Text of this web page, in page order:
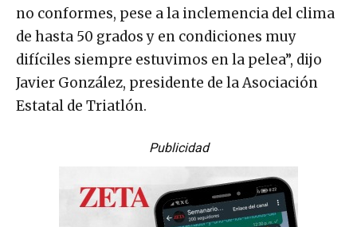
no conformes, pese a la inclemencia del clima
de hasta 50 grados y en condiciones muy
difíciles siempre estuvimos en la pelea”, dijo
Javier González, presidente de la Asociación
Estatal de Triatlón.
Publicidad